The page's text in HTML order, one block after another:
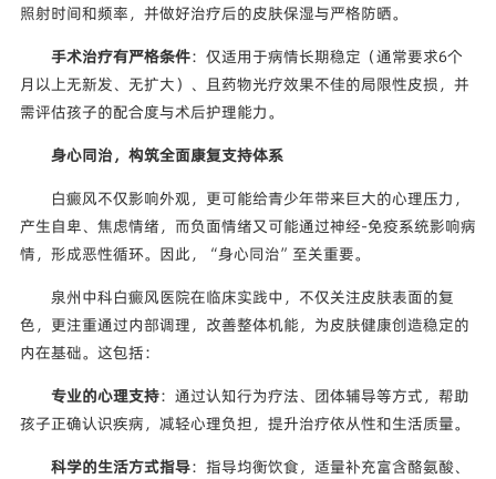
照射时间和频率，并做好治疗后的皮肤保湿与严格防晒。
手术治疗有严格条件：仅适用于病情长期稳定（通常要求6个
月以上无新发、无扩大）、且药物光疗效果不佳的局限性皮损，并
需评估孩子的配合度与术后护理能力。
身心同治，构筑全面康复支持体系
白癜风不仅影响外观，更可能给青少年带来巨大的心理压力，
产生自卑、焦虑情绪，而负面情绪又可能通过神经-免疫系统影响病
情，形成恶性循环。因此，“身心同治”至关重要。
泉州中科白癜风医院在临床实践中，不仅关注皮肤表面的复
色，更注重通过内部调理，改善整体机能，为皮肤健康创造稳定的
内在基础。这包括：
专业的心理支持：通过认知行为疗法、团体辅导等方式，帮助
孩子正确认识疾病，减轻心理负担，提升治疗依从性和生活质量。
科学的生活方式指导：指导均衡饮食，适量补充富含酪氨酸、